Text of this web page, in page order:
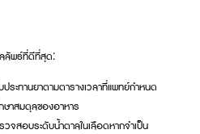
ลลัพธ์ที่ดีที่สุด:
ประทานยาตามตารางเวลาที่แพทย์กำหนด
ษาสมดุลของอาหาร
วจสอบระดับน้ำตาลในเลือดหากจำเป็น